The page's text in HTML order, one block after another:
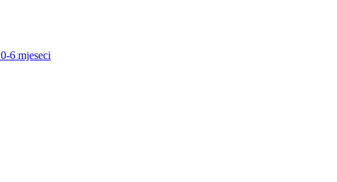
0-6 mjeseci